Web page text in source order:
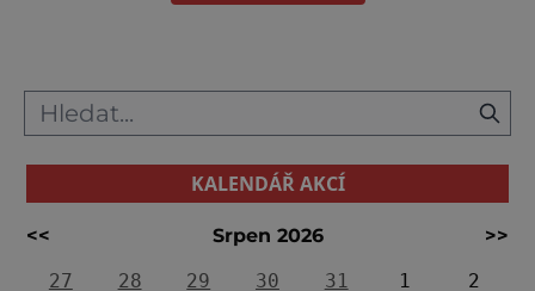
KALENDÁŘ AKCÍ
<< Srpen 2026
>>
27
28 29 30 31 1
2